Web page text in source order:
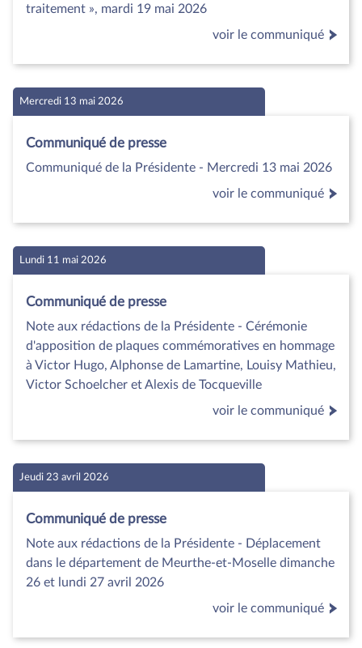
traitement », mardi 19 mai 2026
voir le communiqué
Mercredi 13 mai 2026
Communiqué de presse
Communiqué de la Présidente - Mercredi 13 mai 2026
voir le communiqué
Lundi 11 mai 2026
Communiqué de presse
Note aux rédactions de la Présidente - Cérémonie
d'apposition de plaques commémoratives en hommage
à Victor Hugo, Alphonse de Lamartine, Louisy Mathieu,
Victor Schoelcher et Alexis de Tocqueville
voir le communiqué
Jeudi 23 avril 2026
Communiqué de presse
Note aux rédactions de la Présidente - Déplacement
dans le département de Meurthe-et-Moselle dimanche
26 et lundi 27 avril 2026
voir le communiqué